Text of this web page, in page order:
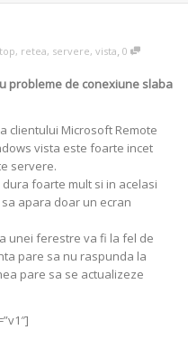
, retea, servere, vista, 0
probleme de conexiune slaba
clientului Microsoft Remote
vista este foarte incet
servere.
foarte mult si in acelasi
apara doar un ecran
unei ferestre va fi la fel de
pare sa nu raspunda la
pare sa se actualizeze